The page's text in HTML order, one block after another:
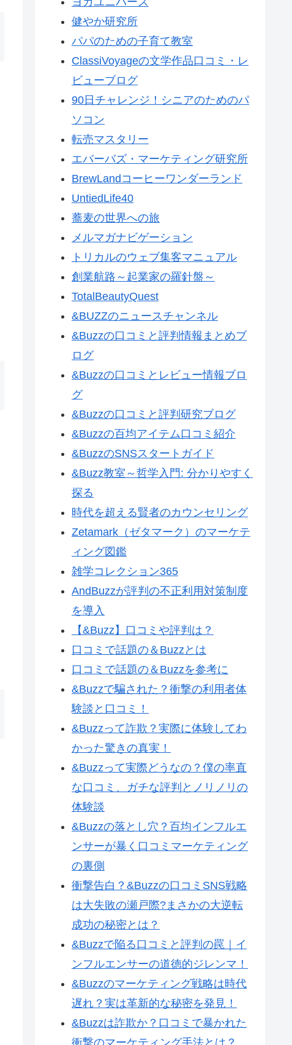
健やか研究所
パパのための子育て教室
ClassiVoyageの文学作品口コミ・レ
ビューブログ
90日チャレンジ！シニアのためのパ
ソコン
転売マスタリー
エバーバズ・マーケティング研究所
BrewLandコーヒーワンダーランド
UntiedLife40
蕎麦の世界への旅
メルマガナビゲーション
トリカルのウェブ集客マニュアル
創業航路～起業家の羅針盤～
TotalBeautyQuest
&BUZZのニュースチャンネル
&Buzzの口コミと評判情報まとめブ
ログ
&Buzzの口コミとレビュー情報ブロ
グ
&Buzzの口コミと評判研究ブログ
&Buzzの百均アイテム口コミ紹介
&BuzzのSNSスタートガイド
&Buzz教室～哲学入門: 分かりやすく
探る
時代を超える賢者のカウンセリング
Zetamark（ゼタマーク）のマーケテ
ィング図鑑
雑学コレクション365
AndBuzzが評判の不正利用対策制度
を導入
【&Buzz】口コミや評判は？
口コミで話題の＆Buzzとは
口コミで話題の＆Buzzを参考に
&Buzzで騙された？衝撃の利用者体
験談と口コミ！
&Buzzって詐欺？実際に体験してわ
かった驚きの真実！
&Buzzって実際どうなの？僕の率直
な口コミ、ガチな評判とノリノリの
体験談
&Buzzの落とし穴？百均インフルエ
ンサーが暴く口コミマーケティング
の裏側
衝撃告白？&Buzzの口コミSNS戦略
は大失敗の瀬戸際?まさかの大逆転
成功の秘密とは？
&Buzzで陥る口コミと評判の罠｜イ
ンフルエンサーの道徳的ジレンマ！
&Buzzのマーケティング戦略は時代
遅れ？実は革新的な秘密を発見！
&Buzzは詐欺か？口コミで暴かれた